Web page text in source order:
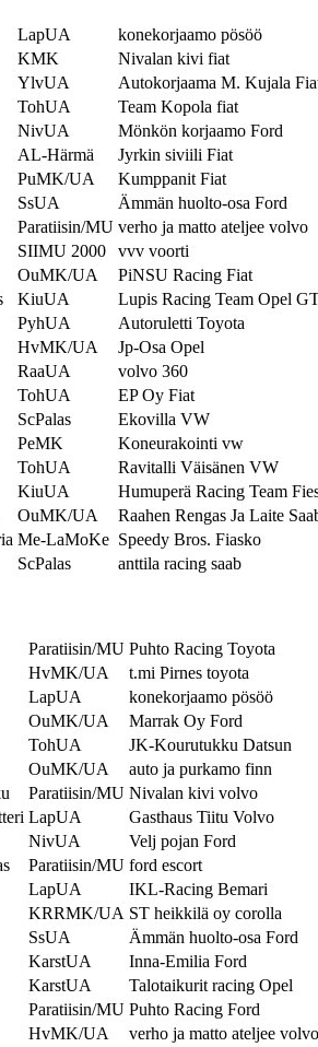
LapUA
konekorjaamo pösöö
KMK
Nivalan kivi fiat
YlvUA
Autokorjaama M. Kujala
TohUA
Team Kopola fiat
NivUA
Mönkön korjaamo Ford
AL-Härmä
Jyrkin siviili Fiat
PuMK/UA
Kumppanit Fiat
SsUA
Ämmän huolto-osa Ford
Paratiisin/MU verho ja matto ateljee volvo
SIIMU 2000
vvv voorti
OuMK/UA
PiNSU Racing Fiat
KiuUA
Lupis Racing Team Opel
PyhUA
Autoruletti Toyota
HvMK/UA
Jp-Osa Opel
RaaUA
volvo 360
TohUA
EP Oy Fiat
ScPalas
Ekovilla VW
PeMK
Koneurakointi vw
TohUA
Ravitalli Väisänen VW
KiuUA
Humuperä Racing Team
OuMK/UA
Raahen Rengas Ja Laite
Me-LaMoKe Speedy Bros. Fiasko
ScPalas
anttila racing saab
Paratiisin/MU Puhto Racing Toyota
HvMK/UA
t.mi Pirnes toyota
LapUA
konekorjaamo pösöö
OuMK/UA
Marrak Oy Ford
TohUA
JK-Kourutukku Datsun
OuMK/UA
auto ja purkamo finn
Paratiisin/MU Nivalan kivi volvo
LapUA
Gasthaus Tiitu Volvo
NivUA
Velj pojan Ford
Paratiisin/MU ford escort
LapUA
IKL-Racing Bemari
KRRMK/UA ST heikkilä oy corolla
SsUA
Ämmän huolto-osa Ford
KarstUA
Inna-Emilia Ford
KarstUA
Talotaikurit racing Opel
Paratiisin/MU Puhto Racing Ford
HvMK/UA
verho ja matto ateljee volvo